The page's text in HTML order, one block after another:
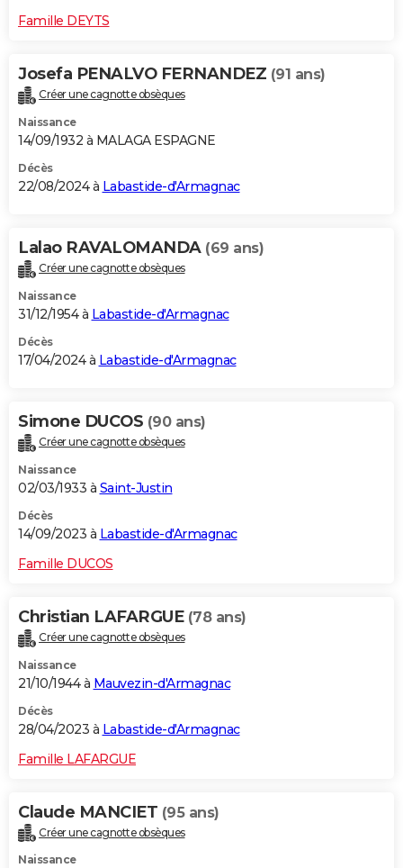
Famille DEYTS
Josefa PENALVO FERNANDEZ (91 ans)
Créer une cagnotte obsèques
Naissance
14/09/1932 à MALAGA ESPAGNE
Décès
22/08/2024 à Labastide-d'Armagnac
Lalao RAVALOMANDA (69 ans)
Créer une cagnotte obsèques
Naissance
31/12/1954 à Labastide-d'Armagnac
Décès
17/04/2024 à Labastide-d'Armagnac
Simone DUCOS (90 ans)
Créer une cagnotte obsèques
Naissance
02/03/1933 à Saint-Justin
Décès
14/09/2023 à Labastide-d'Armagnac
Famille DUCOS
Christian LAFARGUE (78 ans)
Créer une cagnotte obsèques
Naissance
21/10/1944 à Mauvezin-d'Armagnac
Décès
28/04/2023 à Labastide-d'Armagnac
Famille LAFARGUE
Claude MANCIET (95 ans)
Créer une cagnotte obsèques
Naissance